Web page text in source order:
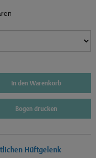
In den Warenkorb
Bogen drucken
Hüftgelenk